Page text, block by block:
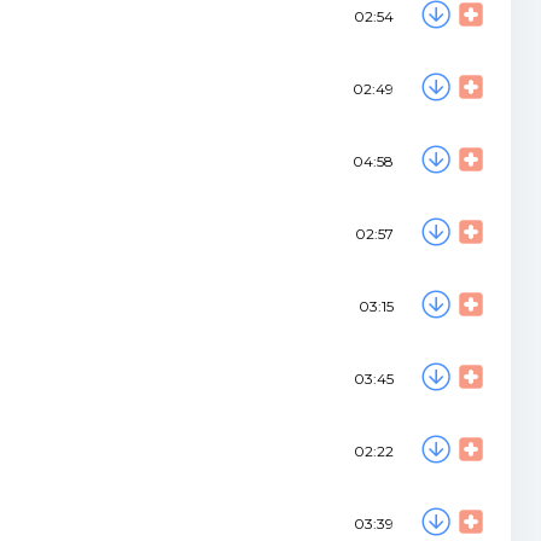
02:54
02:49
04:58
02:57
03:15
03:45
02:22
03:39